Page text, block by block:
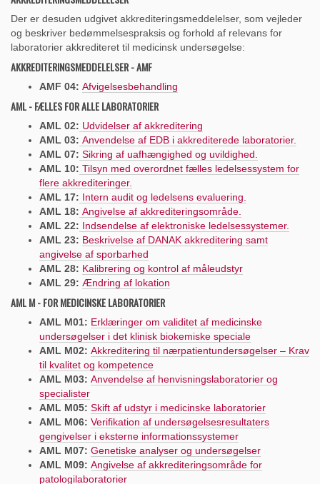
Der er desuden udgivet akkrediteringsmeddelelser, som vejleder
og beskriver bedømmelsespraksis og forhold af relevans for
laboratorier akkrediteret til medicinsk undersøgelse:
AKKREDITERINGSMEDDELELSER - AMF
AMF 04: Afvigelsesbehandling
AML - FÆLLES FOR ALLE LABORATORIER
AML 02: Udvidelser af akkreditering
AML 03: Anvendelse af EDB i akkrediterede laboratorier.
AML 07: Sikring af uafhængighed og uvildighed.
AML 10: Tilsyn med overordnet fælles ledelsessystem for
flere akkrediteringer.
AML 17: Intern audit og ledelsens evaluering.
AML 18: Angivelse af akkrediteringsområde.
AML 22: Indsendelse af elektroniske ledelsessystemer.
AML 23: Beskrivelse af DANAK akkreditering samt
angivelse af sporbarhed
AML 28: Kalibrering og kontrol af måleudstyr
AML 29: Ændring af lokation
AML M - FOR MEDICINSKE LABORATORIER
AML M01: Erklæringer om validitet af medicinske
undersøgelser i det klinisk biokemiske speciale
AML M02: Akkreditering til nærpatientundersøgelser – Krav
til kvalitet og kompetence
AML M03: Anvendelse af henvisningslaboratorier og
specialister
AML M05: Skift af udstyr i medicinske laboratorier
AML M06: Verifikation af undersøgelsesresultaters
gengivelser i eksterne informationssystemer
AML M07: Genetiske analyser og undersøgelser
AML M09: Angivelse af akkrediteringsområde for
patologilaboratorier